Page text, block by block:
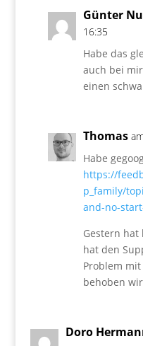
Günter
16:35
Habe das
auch bei
einen
Thomas
Habe
https://
p_family/
and-no-
Gestern
hat den
Problem
behoben
Doro